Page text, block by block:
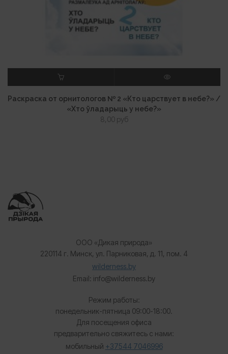
Раскраска от орнитологов № 2 «Кто царствует в небе?» /
«Хто ўладарыць у небе?»
8,00 руб
ООО «Дикая природа»
220114 г. Минск, ул. Парниковая, д. 11, пом. 4
wilderness.by
Email: info@wilderness.by
Режим работы:
понедельник-пятница 09:00-18:00.
Для посещения офиса
предварительно свяжитесь с нами:
мобильный +37544 7046996